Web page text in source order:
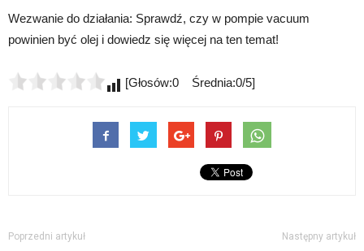
Wezwanie do działania: Sprawdź, czy w pompie vacuum
powinien być olej i dowiedz się więcej na ten temat!
[Głosów:0 Średnia:0/5]
Poprzedni artykuł Następny artykuł